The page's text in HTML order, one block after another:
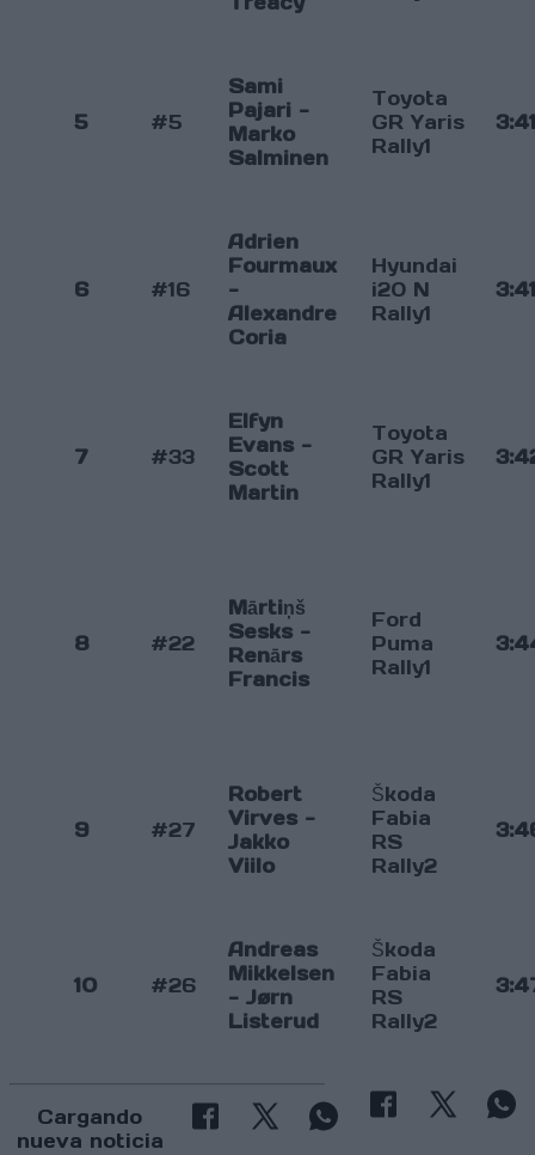
5 #5
Sami
Pajari -
Marko
Salminen
Toyota
GR Yaris
Rally1
6 #16
Adrien
Fourmaux
-
Alexandre
Coria
Hyundai
i20 N
Rally1
7 #33
Elfyn
Evans -
Scott
Martin
Toyota
GR Yaris
Rally1
8 #22
Mārtiņš
Sesks -
Renārs
Francis
Ford
Puma
Rally1
9 #27
Robert
Virves -
Jakko
Viilo
Škoda
Fabia
RS
Rally2
10 #26
Andreas
Mikkelsen
- Jørn
Listerud
Škoda
Fabia
RS
Rally2
Cargando
nueva noticia